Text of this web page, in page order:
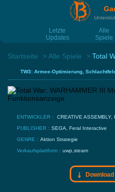
Letzte
Updates
Alle
Spiele
Startseite Alle Spiele Total
TW3: Armee-Optimierung,
ENTWICKLER： CREATIVE ASSEMBLY,
PUBLISHER： SEGA, Feral Interactive
GENRE： Aktion Strategie
Verkaufsplattform： uwp,steam
Download